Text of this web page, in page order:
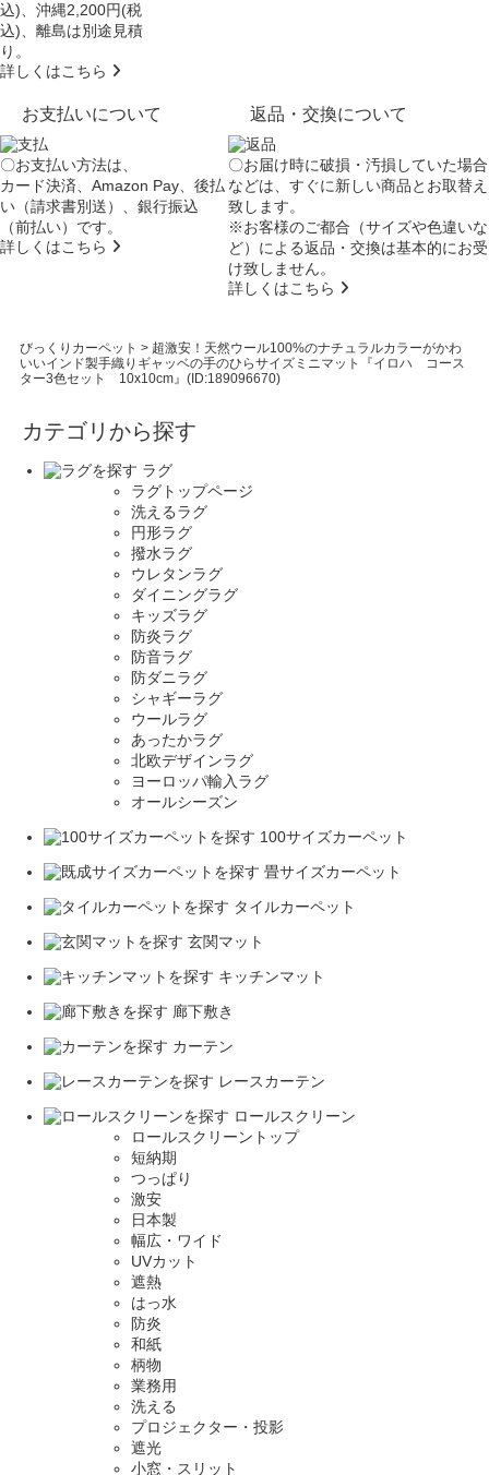
込)、沖縄2,200円(税
込)、離島は別途見積
り。
詳しくはこちら
お支払いについて
〇お支払い方法は、
カード決済、Amazon Pay、後払
い（請求書別送）、銀行振込
（前払い）です。
詳しくはこちら
返品・交換について
〇お届け時に破損・汚損していた場合
などは、すぐに新しい商品とお取替え
致します。
※お客様のご都合（サイズや色違いな
ど）による返品・交換は基本的にお受
け致しません。
詳しくはこちら
びっくりカーペット > 超激安！天然ウール100%のナチュラルカラーがかわ
いいインド製手織りギャッベの手のひらサイズミニマット『イロハ コース
ター3色セット 10x10cm』(ID:189096670)
カテゴリから探す
ラグ
ラグトップページ
洗えるラグ
円形ラグ
撥水ラグ
ウレタンラグ
ダイニングラグ
キッズラグ
防炎ラグ
防音ラグ
防ダニラグ
シャギーラグ
ウールラグ
あったかラグ
北欧デザインラグ
ヨーロッパ輸入ラグ
オールシーズン
100サイズカーペット
畳サイズカーペット
タイルカーペット
玄関マット
キッチンマット
廊下敷き
カーテン
レースカーテン
ロールスクリーン
ロールスクリーントップ
短納期
つっぱり
激安
日本製
幅広・ワイド
UVカット
遮熱
はっ水
防炎
和紙
柄物
業務用
洗える
プロジェクター・投影
遮光
小窓・スリット